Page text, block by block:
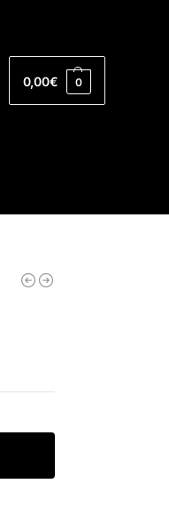
0,00€ 0